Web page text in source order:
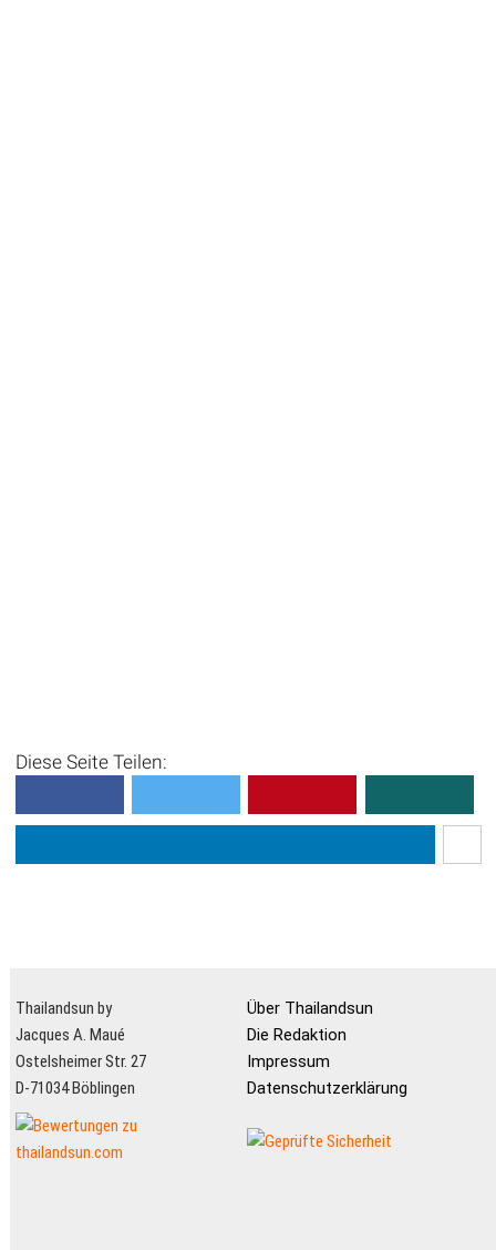
Diese Seite Teilen:
Thailandsun by
Jacques A. Maué
Ostelsheimer Str. 27
D-71034 Böblingen
Über Thailandsun
Die Redaktion
Impressum
Datenschutzerklärung